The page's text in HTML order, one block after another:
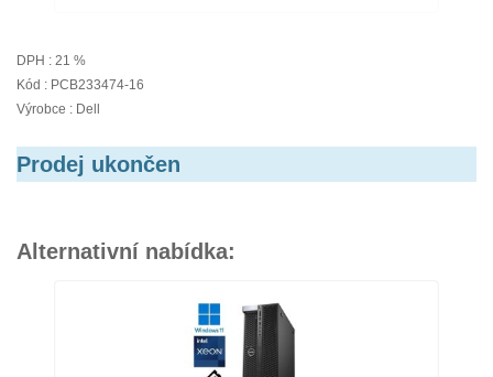
DPH : 21 %
Kód : PCB233474-16
Výrobce : Dell
Prodej ukončen
Alternativní nabídka: